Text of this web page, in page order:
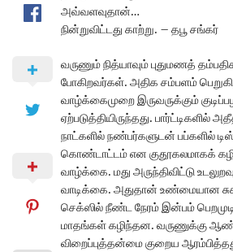
அவ்வளவுதான்…
நின்றுவிட்டது காற்று. – தபூ சங்கர்
வருணும் நித்யாவும் புதுமணத்
போகிறவர்கள். அதிக சம்பளம்
வாழ்க்கைமுறை இருவருக்கும்
ஏற்படுத்தியிருந்தது. பார்ட்டிகளில்
நாட்களில் நண்பர்களுடன் பப்களில்
கொண்டாட்டம் என குதூகலமாகக்
வாழ்க்கை. மது அருந்திவிட்டு
வாடிக்கை. அதுதான் உண்மையான
செக்ஸில் நீண்ட நேரம் இன்பம்
மாதங்கள் கழிந்தன. வருணுக்கு
விறைப்புத்தன்மை குறைய